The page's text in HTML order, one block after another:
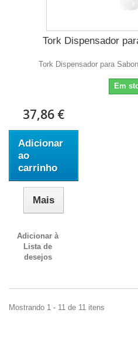
Tork Dispensador
Tork Dispensador para
Em
37,86 €
Adicionar
ao
carrinho
Mais
Adicionar à
Lista de
desejos
Mostrando 1 - 11 de 11 itens